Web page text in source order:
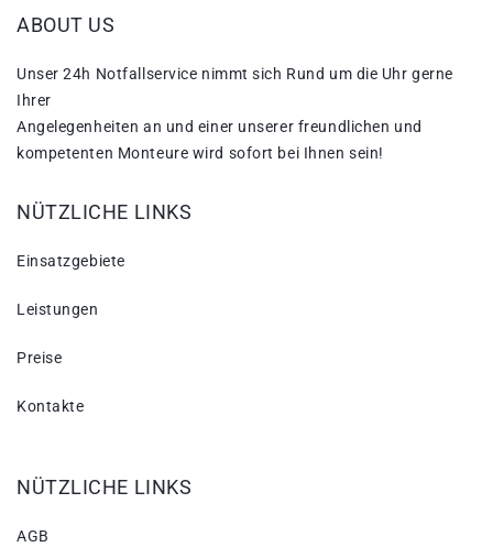
ABOUT US
Unser 24h Notfallservice nimmt sich Rund um die Uhr gerne
Ihrer
Angelegenheiten an und einer unserer freundlichen und
kompetenten Monteure wird sofort bei Ihnen sein!
NÜTZLICHE LINKS
Einsatzgebiete
Leistungen
Preise
Kontakte
NÜTZLICHE LINKS
AGB